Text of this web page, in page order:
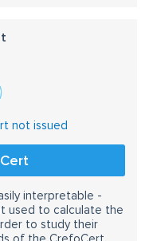
not issued
interpretable -
used to calculate the
to study their